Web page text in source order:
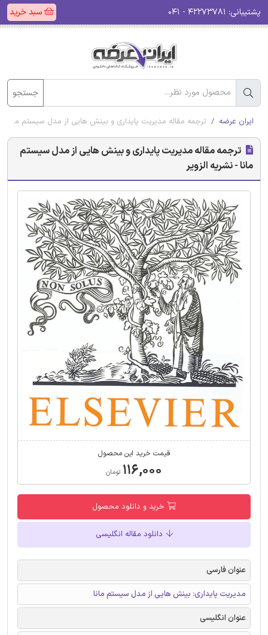
پشتیبانی: سبد خرید
جستجو
ایران عرضه ترجمه مقاله مدیریت پایداری و بینش هایی از مدل سیستم مانا -
ترجمه مقاله مدیریت پایداری و بینش هایی از مدل سیستم
مانا - نشریه الزویر
قیمت خرید این محصول
۱۱۶,۰۰۰ تومان
خرید و دانلود محصول
دانلود مقاله انگلیسی
عنوان فارسی
مدیریت پایداری: بینش هایی از مدل سیستم مانا
عنوان انگلیسی